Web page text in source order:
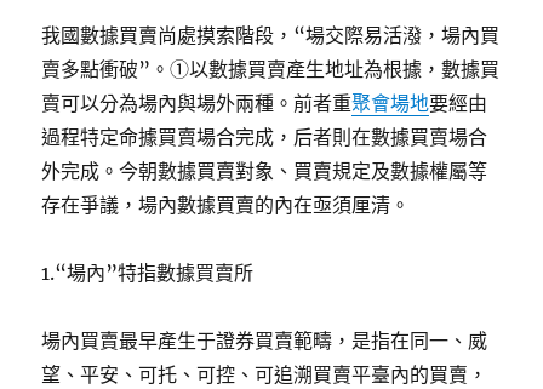
我國數據買賣尚處摸索階段，“場交際易活潑，場內買
賣多點衝破”。①以數據買賣產生地址為根據，數據買
賣可以分為場內與場外兩種。前者重聚會場地要經由
過程特定命據買賣場合完成，后者則在數據買賣場合
外完成。今朝數據買賣對象、買賣規定及數據權屬等
存在爭議，場內數據買賣的內在亟須厘清。
1.“場內”特指數據買賣所
場內買賣最早產生于證券買賣範疇，是指在同一、威
望、平安、可托、可控、可追溯買賣平臺內的買賣，